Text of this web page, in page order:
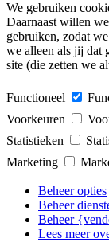
We gebruiken
Daarnaast willen
gebruiken, zodat
we alleen als jij dat
site (die zetten we
Functioneel
Voorkeuren
Statistieken
Marketing
Beheer opties
Beheer
Beheer
Lees meer